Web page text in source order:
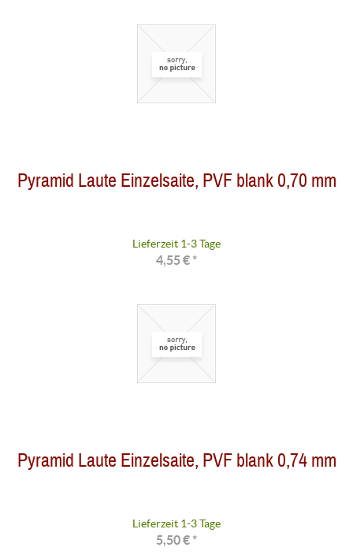
Pyramid Laute Einzelsaite, PVF blank 0,70 mm
Lieferzeit 1-3 Tage
4,55 € *
Pyramid Laute Einzelsaite, PVF blank 0,74 mm
Lieferzeit 1-3 Tage
5,50 € *